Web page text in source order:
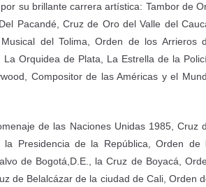
por su brillante carrera artística: Tambor de
Pacandé, Cruz de Oro del Valle del
del Tolima, Orden de los Arrieros
Orquidea de Plata, La Estrella de la
Compositor de las Américas y el
de las Naciones Unidas 1985, Cruz
Presidencia de la República, Orden de
de Bogotá,D.E., la Cruz de Boyacá,
de Belalcázar de la ciudad de Cali, Orden